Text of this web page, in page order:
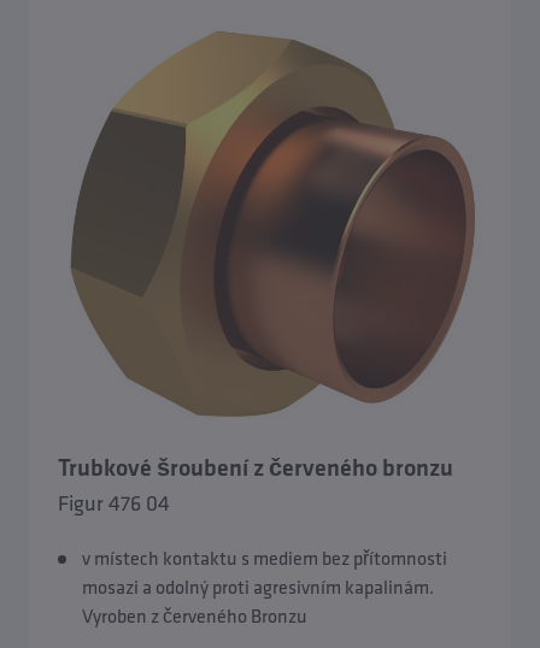
Trubkové šroubení z červeného bronzu
Figur 476 04
v místech kontaktu s mediem bez přítomnosti
mosazi a odolný proti agresivním kapalinám.
Vyroben z červeného Bronzu